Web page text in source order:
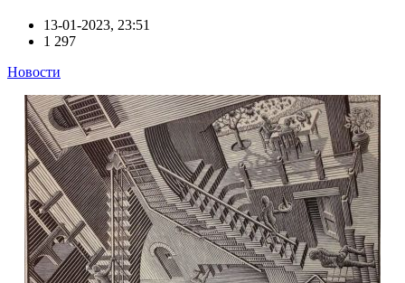
13-01-2023, 23:51
1 297
Новости